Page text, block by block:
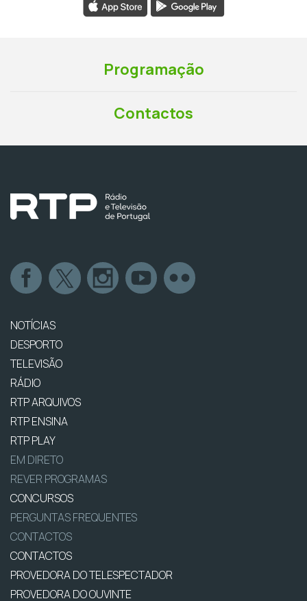
Programação
Contactos
NOTÍCIAS
DESPORTO
TELEVISÃO
RÁDIO
RTP ARQUIVOS
RTP ENSINA
RTP PLAY
EM DIRETO
REVER PROGRAMAS
CONCURSOS
PERGUNTAS FREQUENTES
CONTACTOS
CONTACTOS
PROVEDORA DO TELESPECTADOR
PROVEDORA DO OUVINTE